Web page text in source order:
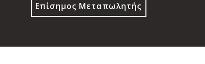
Επίσημος Μεταπωλητής